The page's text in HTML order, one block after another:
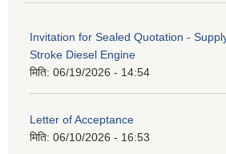
Invitation for Sealed Quotation -
Stroke Diesel Engine
मिति: 06/19/2026 - 14:54
Letter of Acceptance
मिति: 06/10/2026 - 16:53